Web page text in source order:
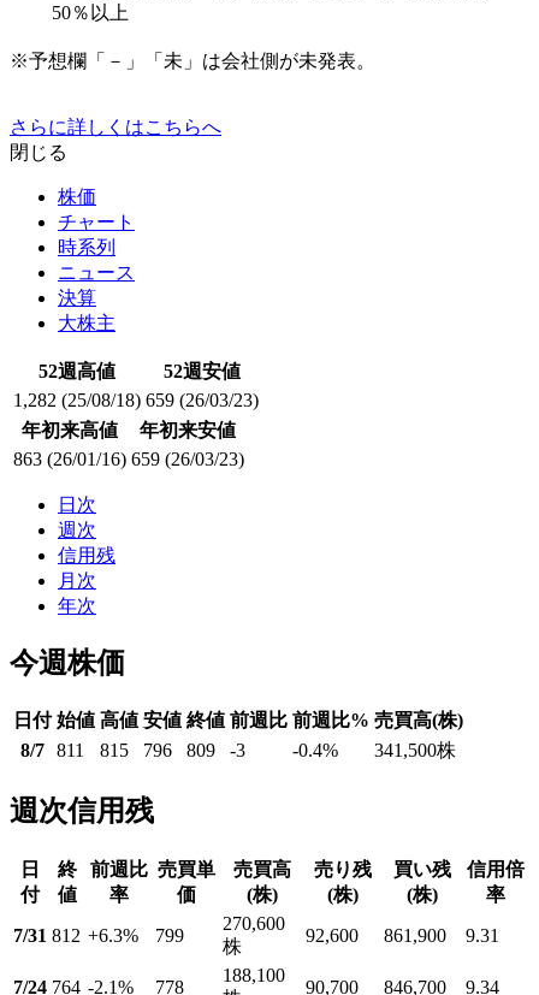
50％以上
※予想欄「－」「未」は会社側が未発表。
さらに詳しくはこちらへ
閉じる
株価
チャート
時系列
ニュース
決算
大株主
52週高値
52週安値
1,282 (25/08/18) 659 (26/03/23)
年初来高値
年初来安値
863 (26/01/16) 659 (26/03/23)
日次
週次
信用残
月次
年次
今週株価
日付 始値 高値 安値 終値 前週比 前週比% 売買高(株)
8/7 811 815 796 809 -3 -0.4% 341,500株
週次信用残
日
付
終
値
前週比
率
売買単
価
売買高
(株)
売り残
(株)
買い残
(株)
信用倍
率
7/31 812 +6.3% 799
270,600
株
92,600 861,900 9.31
7/24 764 -2.1% 778
188,100
90,700 846,700 9.34